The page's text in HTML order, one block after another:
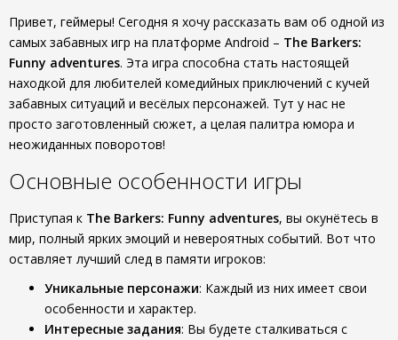
Привет, геймеры! Сегодня я хочу рассказать вам об одной из
самых забавных игр на платформе Android – The Barkers:
Funny adventures. Эта игра способна стать настоящей
находкой для любителей комедийных приключений с кучей
забавных ситуаций и весёлых персонажей. Тут у нас не
просто заготовленный сюжет, а целая палитра юмора и
неожиданных поворотов!
Основные особенности игры
Приступая к The Barkers: Funny adventures, вы окунётесь в
мир, полный ярких эмоций и невероятных событий. Вот что
оставляет лучший след в памяти игроков:
Уникальные персонажи: Каждый из них имеет свои
особенности и характер.
Интересные задания: Вы будете сталкиваться с